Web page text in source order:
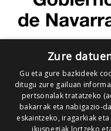
Zure
Gu eta gure bazkideek
ditugu zure gailuan
pertsonalak tratatzeko
bakarrak eta nabigazio-
eskaintzeko, iragarkiak
ikuspegiak lortzeko